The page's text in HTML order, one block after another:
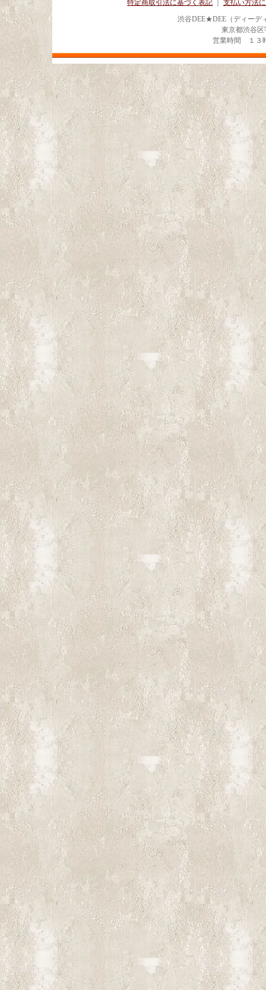
特定商取引法に基づく表記
支払い方法
渋谷DEE★DEE（ディーデ
東京都渋谷
営業時間 １３